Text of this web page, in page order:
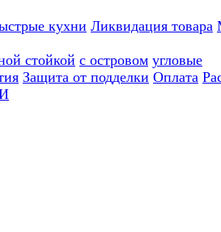
кухни Ликвидация товара
стойкой с островом угловые
Защита от подделки Оплата